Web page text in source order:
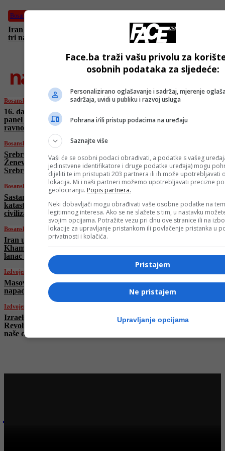
Bosanski vjestnik
Iran uništava dijelove Tel Aviva! Ajatolah Khamenei imenovao
tri nasljednika i novi lanac komande!
najnovije
Bosanski vjestnik
16. dani BHAAAS-a: Održan inspirativan
panel na temu “Žene u medicini: osnaživanje i
ravnoteža”
Bosanski vjestnik
Srebreničanin Šukrija Meholjić osvaja
Ženevu! “Pred UN-om se sjećamo genocida u
Srebrenici!”
Bosanski vjestnik
Sastanak Arapske lige: “Izrael nas gura u
katastrofu!” Fidan: “Balkan je dio islamske
civilizacije!”
Bosanski vjestnik
Iran uništava dijelove Tel Aviva! Ajatolah
Khamenei imenovao tri nasljednika i novi
lanac komande!
Izdvojeno
Masovni protest u Londonu protiv izraelskih
napada na Iran i Gazu
Izdvojeno
Izraelski šef diplomatije: “Iranska
Revolucionarna garda pokušala je napasti
naše državljane na Kipru”
Face.ba traži vašu privolu za
osobnih podataka za sljedeće:
Personalizirano oglašavanje i sadržaj, mjerenje
sadržaja, uvidi u publiku i razvoj usluga
Pohrana i/ili pristup podacima na uređaju
Saznajte više
Vaši će se osobni podaci obrađivati, a podatke s vašeg
jedinstvene identifikatore i druge podatke uređaja) mogu
dijeliti te im pristupati 203 partnera ili ih može upotrebljavati
lokacija. Mi i naši partneri možemo upotrebljavati precizne
geolociranju. Popis partnera.
Neki dobavljači mogu obrađivati vaše osobne podatke na
legitimnog interesa. Ako se ne slažete s tim, u nastavku
svojim opcijama. Potražite vezu pri dnu ove stranice ili na
lokacije za upravljanje pristankom ili povlačenje pristanka u
privatnosti i kolačića.
Pristajem
Ne pristajem
Upravljanje opcijama